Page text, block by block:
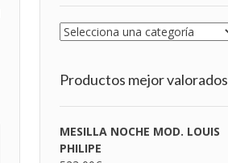
Productos mejor valorados
MESILLA NOCHE MOD. LOUIS
PHILIPE